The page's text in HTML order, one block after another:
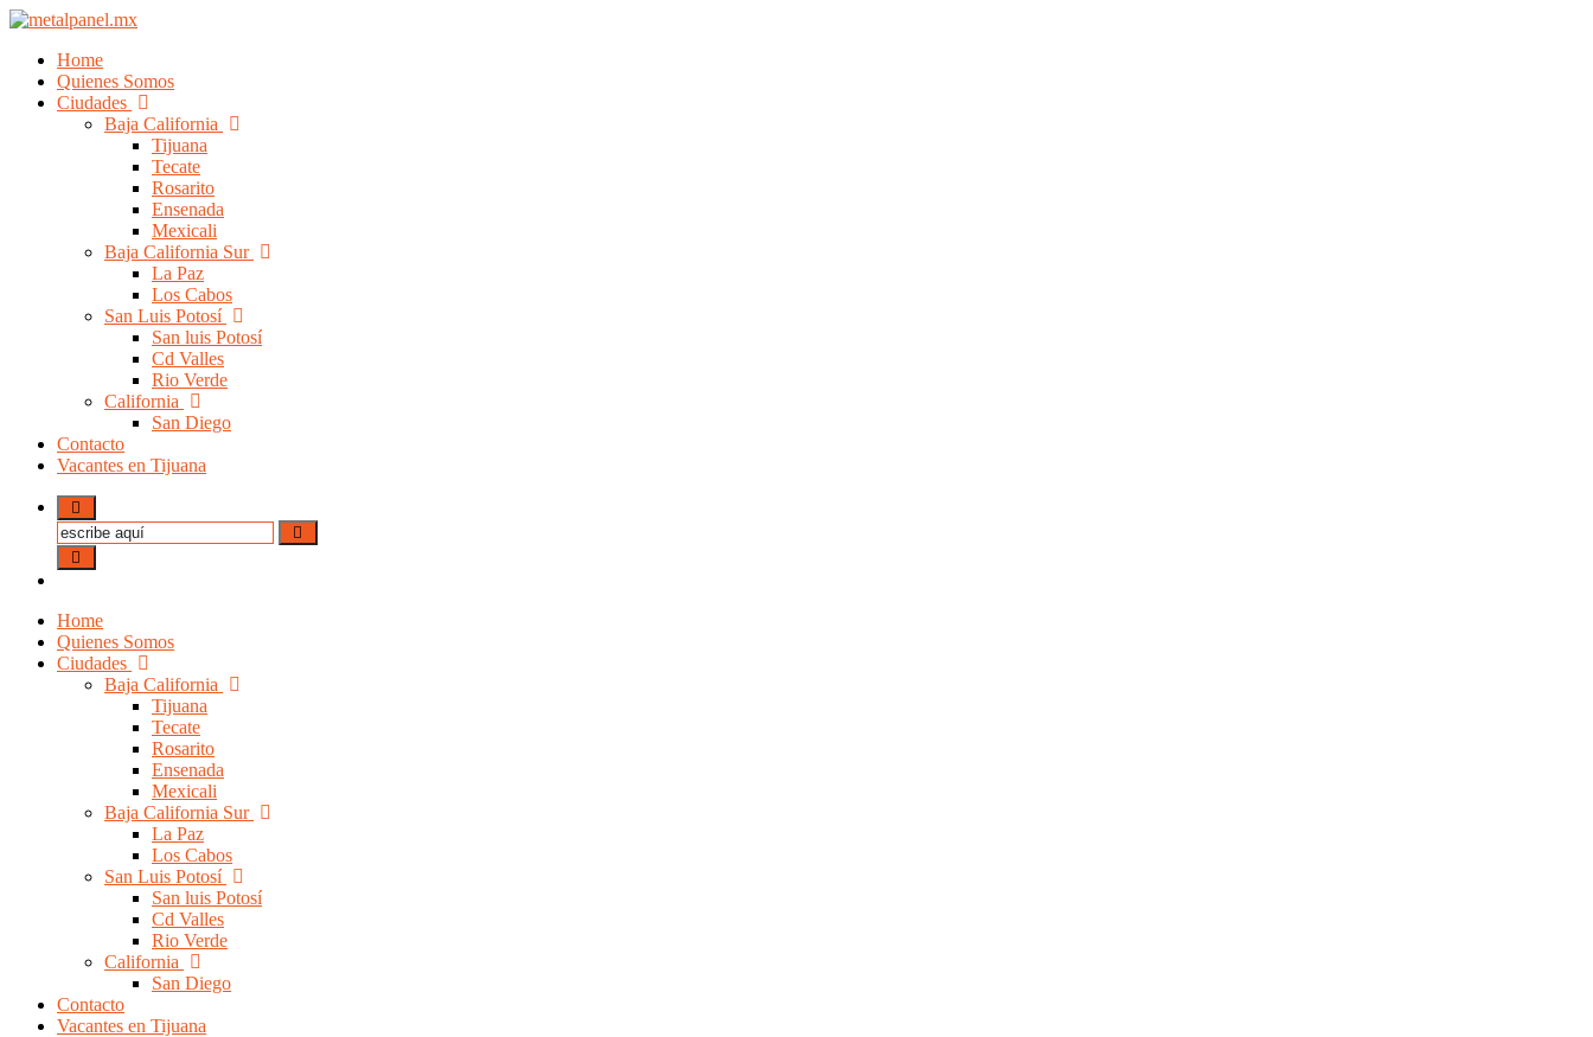
Home
Quienes Somos
Ciudades
Baja California
Tijuana
Tecate
Rosarito
Ensenada
Mexicali
Baja California Sur
La Paz
Los Cabos
San Luis Potosí
San luis Potosí
Cd Valles
Rio Verde
California
San Diego
Contacto
Vacantes en Tijuana
Home
Quienes Somos
Ciudades
Baja California
Tijuana
Tecate
Rosarito
Ensenada
Mexicali
Baja California Sur
La Paz
Los Cabos
San Luis Potosí
San luis Potosí
Cd Valles
Rio Verde
California
San Diego
Contacto
Vacantes en Tijuana